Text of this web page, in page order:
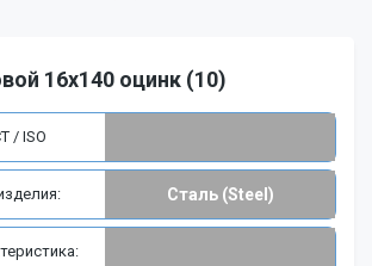
16x140 оцинк (10)
/ ISO
Сталь (Steel)